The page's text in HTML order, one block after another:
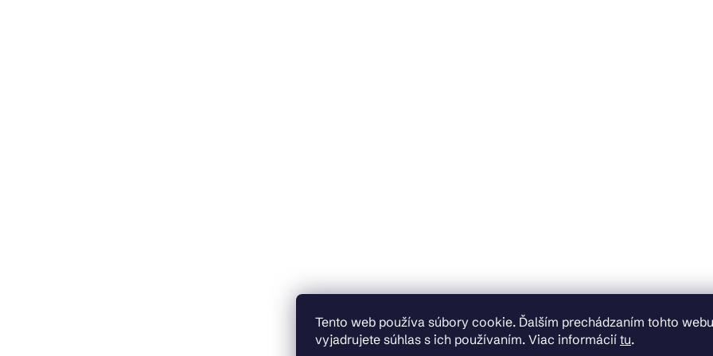
Tento web používa súbory cookie. Ďalším prechádzaním tohto webu
vyjadrujete súhlas s ich používaním. Viac informácií tu.